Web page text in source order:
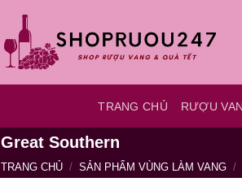
TRANG CHỦ RƯỢU
Great Southern
TRANG CHỦ / SẢN PHẨM VÙNG LÀM VANG /